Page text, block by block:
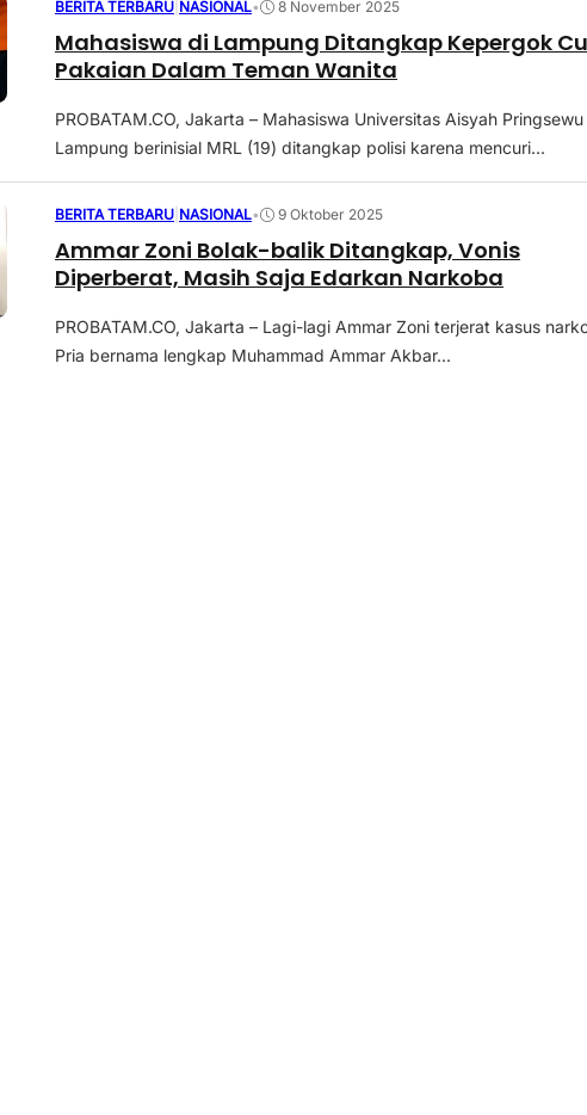
BERITA TERBARU NASIONAL• 8 November 2025
Mahasiswa di Lampung Ditangkap Kepergok
Pakaian Dalam Teman Wanita
PROBATAM.CO, Jakarta – Mahasiswa Universitas Aisyah Pringsewu
Lampung berinisial MRL (19) ditangkap polisi karena mencuri...
BERITA TERBARU NASIONAL• 9 Oktober 2025
Ammar Zoni Bolak-balik Ditangkap, Vonis
Diperberat, Masih Saja Edarkan Narkoba
PROBATAM.CO, Jakarta – Lagi-lagi Ammar Zoni terjerat kasus
Pria bernama lengkap Muhammad Ammar Akbar...